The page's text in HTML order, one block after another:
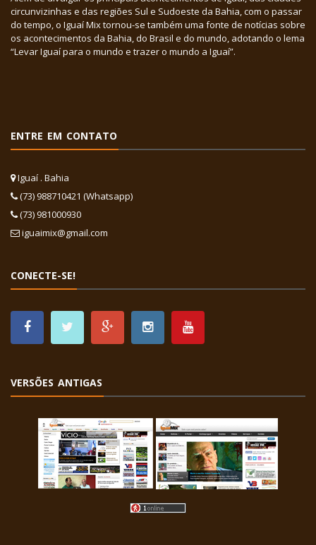
circunvizinhas e das regiões Sul e Sudoeste da Bahia, com o passar
do tempo, o Iguaí Mix tornou-se também uma fonte de notícias sobre
os acontecimentos da Bahia, do Brasil e do mundo, adotando o lema
“Levar Iguaí para o mundo e trazer o mundo a Iguaí”.
ENTRE EM CONTATO
Iguaí . Bahia
(73) 988710421 (Whatsapp)
(73) 981000930
iguaimix@gmail.com
CONECTE-SE!
VERSÕES ANTIGAS